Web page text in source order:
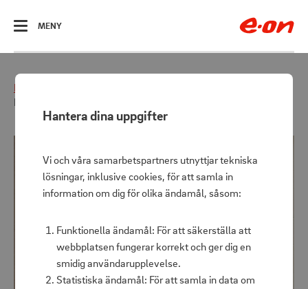
Hantera dina uppgifter
Vi och våra samarbetspartners utnyttjar tekniska
lösningar, inklusive cookies, för att samla in
information om dig för olika ändamål, såsom:
Funktionella ändamål: För att säkerställa att
webbplatsen fungerar korrekt och ger dig en
smidig användarupplevelse.
Statistiska ändamål: För att samla in data om
ÖPPNA
MENY
Hem
Badlakan Helle Frotté 90x150 cm Grön